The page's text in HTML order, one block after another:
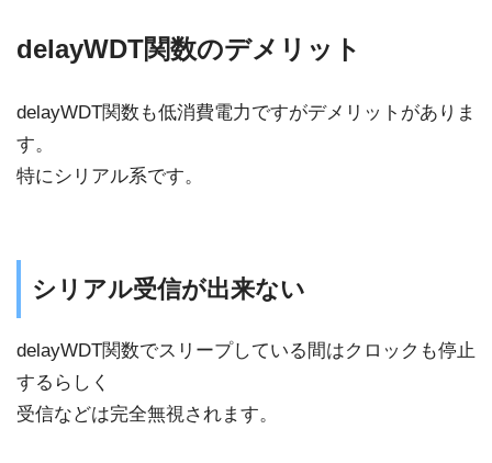
delayWDT関数のデメリット
delayWDT関数も低消費電力ですがデメリットがありま
す。
特にシリアル系です。
シリアル受信が出来ない
delayWDT関数でスリープしている間はクロックも停止
するらしく
受信などは完全無視されます。